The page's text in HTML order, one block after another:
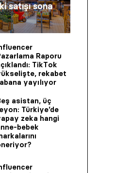
satışı sona
Raporu
TikTok
rekabet
yayılıyor
asistan, üç
Türkiye’de
zeka hangi
bebek